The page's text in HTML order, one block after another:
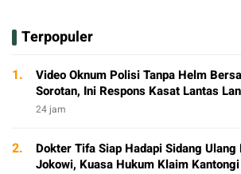
Terpopuler
1.
Video Oknum Polisi Tanpa Helm
Sorotan, Ini Respons Kasat Lantas
24 jam
2.
Dokter Tifa Siap Hadapi Sidang
Jokowi, Kuasa Hukum Klaim